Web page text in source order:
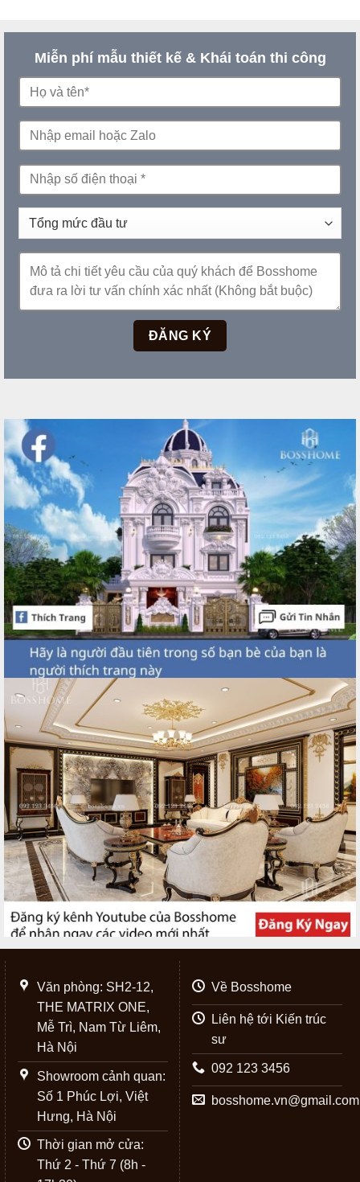
Miễn phí mẫu thiết kế & Khái toán thi công
Văn phòng: SH2-12,
THE MATRIX ONE,
Mễ Trì, Nam Từ Liêm,
Hà Nội
Showroom cảnh quan:
Số 1 Phúc Lợi, Việt
Hưng, Hà Nội
Thời gian mở cửa:
Thứ 2 - Thứ 7 (8h -
Về Bosshome
Liên hệ tới Kiến trúc
sư
092 123 3456
bosshome.vn@gmail.com